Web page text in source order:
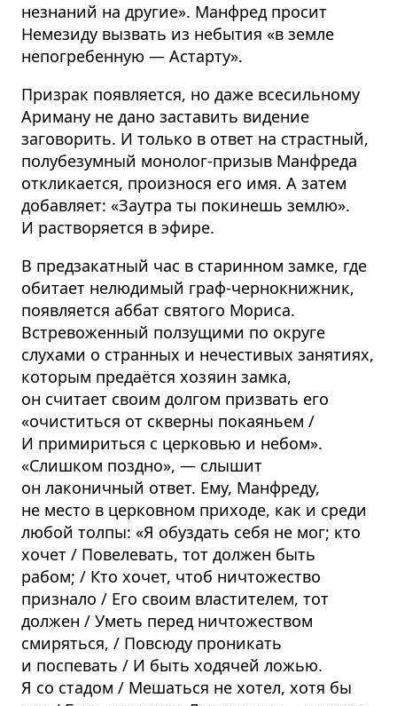
незнаний на другие». Манфред просит
Немезиду вызвать из небытия «в земле
непогребенную — Астарту».
Призрак появляется, но даже всесильному
Ариману не дано заставить видение
заговорить. И только в ответ на страстный,
полубезумный монолог-призыв Манфреда
откликается, произнося его имя. А затем
добавляет: «Заутра ты покинешь землю».
И растворяется в эфире.
В предзакатный час в старинном замке, где
обитает нелюдимый граф-чернокнижник,
появляется аббат святого Мориса.
Встревоженный ползущими по округе
слухами о странных и нечестивых занятиях,
которым предаётся хозяин замка,
он считает своим долгом призвать его
«очиститься от скверны покаяньем /
И примириться с церковью и небом».
«Слишком поздно», — слышит
он лаконичный ответ. Ему, Манфреду,
не место в церковном приходе, как и среди
любой толпы: «Я обуздать себя не мог; кто
хочет / Повелевать, тот должен быть
рабом; / Кто хочет, чтоб ничтожество
признало / Его своим властителем, тот
должен / Уметь перед ничтожеством
смиряться, / Повсюду проникать
и поспевать / И быть ходячей ложью.
Я со стадом / Мешаться не хотел, хотя бы